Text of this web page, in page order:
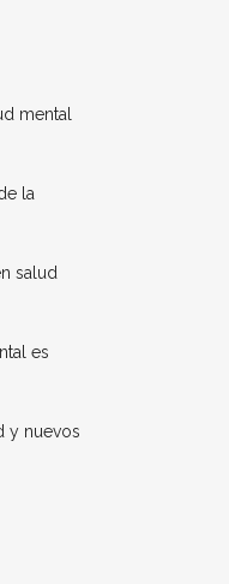
mental
la
salud
es
y nuevos